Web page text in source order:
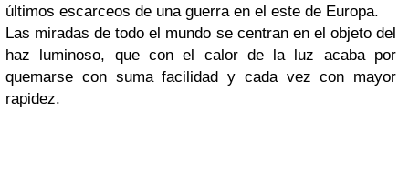
últimos escarceos de una guerra en el este de Europa.
Las miradas de todo el mundo se centran en el objeto del
haz luminoso, que con el calor de la luz acaba por
quemarse con suma facilidad y cada vez con mayor
rapidez.